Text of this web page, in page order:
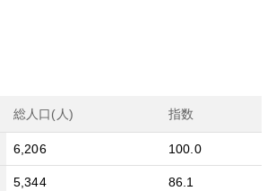
総人口(人) 指数
6,206 100.0
5,344 86.1